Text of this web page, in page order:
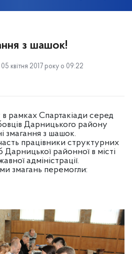
з шашок!
квітня 2017 року о 09:22
в рамках Спартакіади серед
Дарницького району
змагання з шашок.
працівники структурних
Дарницької районної в місті
адміністрації.
змагань перемогли: